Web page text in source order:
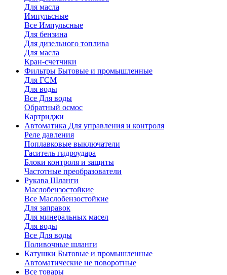
Для масла
Импульсные
Все Импульсные
Для бензина
Для дизельного топлива
Для масла
Кран-счетчики
Фильтры Бытовые и промышленные
Для ГСМ
Для воды
Все Для воды
Обратный осмос
Картриджи
Автоматика Для управления и контроля
Реле давления
Поплавковые выключатели
Гаситель гидроудара
Блоки контроля и защиты
Частотные преобразователи
Рукава Шланги
Маслобензостойкие
Все Маслобензостойкие
Для заправок
Для минеральных масел
Для воды
Все Для воды
Поливочные шланги
Катушки Бытовые и промышленные
Автоматические не поворотные
Все товары